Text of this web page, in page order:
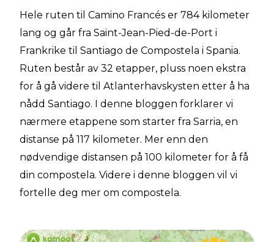
Hele ruten til Camino Francés er 784 kilometer
lang og går fra Saint-Jean-Pied-de-Port i
Frankrike til Santiago de Compostela i Spania.
Ruten består av 32 etapper, pluss noen ekstra
for å gå videre til Atlanterhavskysten etter å ha
nådd Santiago. I denne bloggen forklarer vi
nærmere etappene som starter fra Sarria, en
distanse på 117 kilometer. Mer enn den
nødvendige distansen på 100 kilometer for å få
din compostela. Videre i denne bloggen vil vi
fortelle deg mer om compostela.